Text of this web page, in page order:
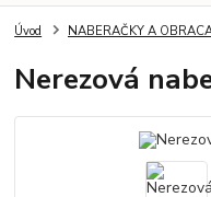
Úvod NABERAČKY A
Nerezová